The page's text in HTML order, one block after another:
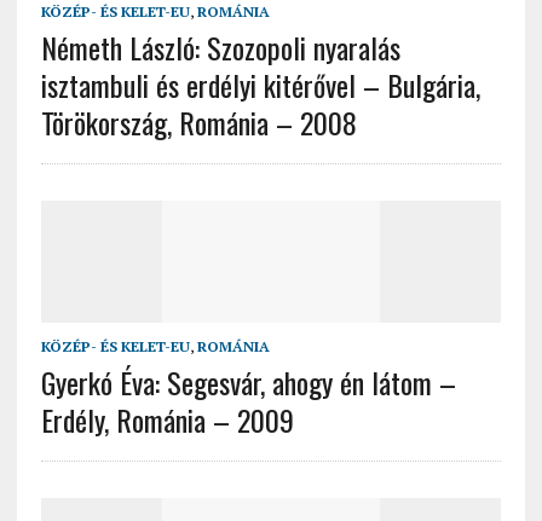
KÖZÉP- ÉS KELET-EU, ROMÁNIA
Németh László: Szozopoli nyaralás
isztambuli és erdélyi kitérővel – Bulgária,
Törökország, Románia – 2008
KÖZÉP- ÉS KELET-EU, ROMÁNIA
Gyerkó Éva: Segesvár, ahogy én látom –
Erdély, Románia – 2009